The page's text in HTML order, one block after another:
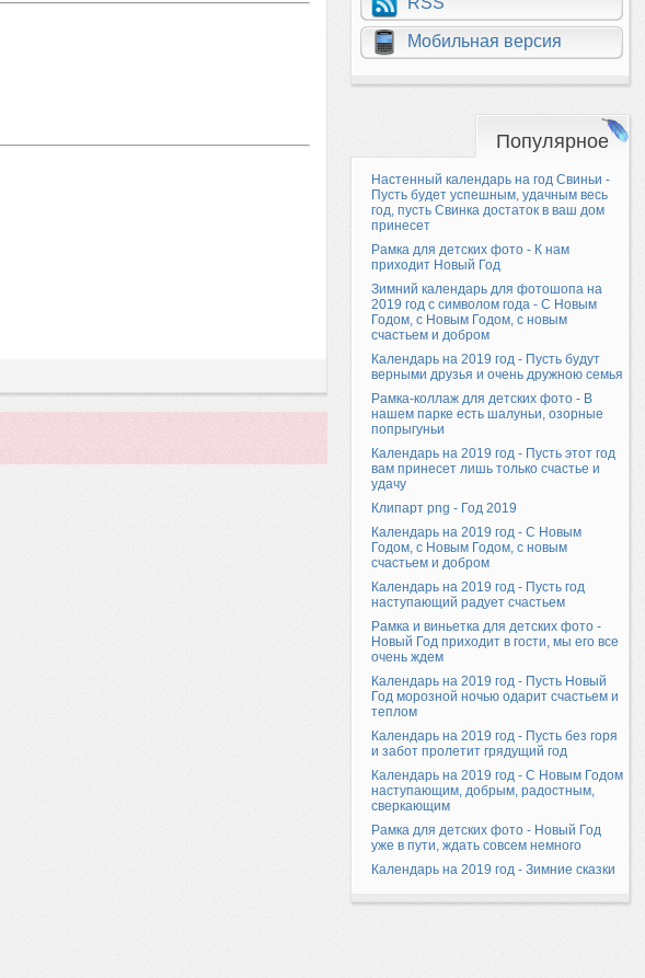
Мобильная версия
Популярное
Настенный календарь на год Свиньи -
Пусть будет успешным, удачным весь
год, пусть Свинка достаток в ваш дом
принесет
Рамка для детских фото - К нам
приходит Новый Год
Зимний календарь для фотошопа на
2019 год с символом года - С Новым
Годом, с Новым Годом, с новым
счастьем и добром
Календарь на 2019 год - Пусть будут
верными друзья и очень дружною семья
Рамка-коллаж для детских фото - В
нашем парке есть шалуньи, озорные
попрыгуньи
Календарь на 2019 год - Пусть этот год
вам принесет лишь только счастье и
удачу
Клипарт png - Год 2019
Календарь на 2019 год - С Новым
Годом, с Новым Годом, с новым
счастьем и добром
Календарь на 2019 год - Пусть год
наступающий радует счастьем
Рамка и виньетка для детских фото -
Новый Год приходит в гости, мы его все
очень ждем
Календарь на 2019 год - Пусть Новый
Год морозной ночью одарит счастьем и
теплом
Календарь на 2019 год - Пусть без горя
и забот пролетит грядущий год
Календарь на 2019 год - С Новым Годом
наступающим, добрым, радостным,
сверкающим
Рамка для детских фото - Новый Год
уже в пути, ждать совсем немного
Календарь на 2019 год - Зимние сказки